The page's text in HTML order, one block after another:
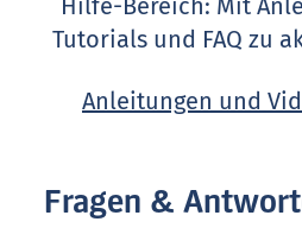
Hilfe-Bereich: Mit
Tutorials und FAQ zu
Anleitungen und
Fragen &